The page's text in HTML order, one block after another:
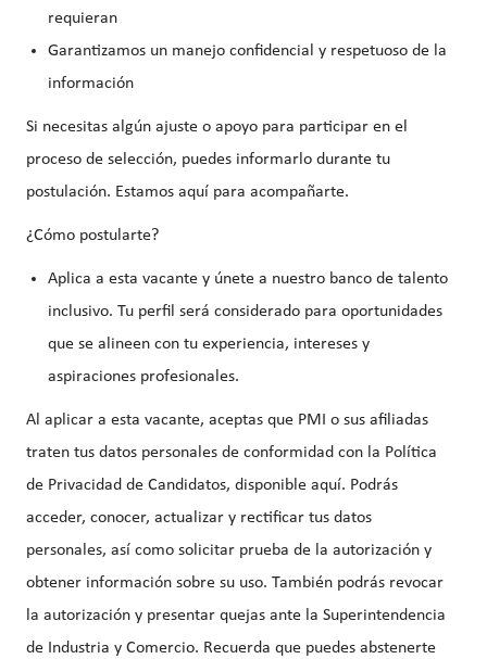
requieran
Garantizamos un manejo confidencial y respetuoso de la
información
Si necesitas algún ajuste o apoyo para participar en el
proceso de selección, puedes informarlo durante tu
postulación. Estamos aquí para acompañarte.
¿Cómo postularte?
Aplica a esta vacante y únete a nuestro banco de talento
inclusivo. Tu perfil será considerado para oportunidades
que se alineen con tu experiencia, intereses y
aspiraciones profesionales.
Al aplicar a esta vacante, aceptas que PMI o sus afiliadas
traten tus datos personales de conformidad con la Política
de Privacidad de Candidatos, disponible aquí. Podrás
acceder, conocer, actualizar y rectificar tus datos
personales, así como solicitar prueba de la autorización y
obtener información sobre su uso. También podrás revocar
la autorización y presentar quejas ante la Superintendencia
de Industria y Comercio. Recuerda que puedes abstenerte